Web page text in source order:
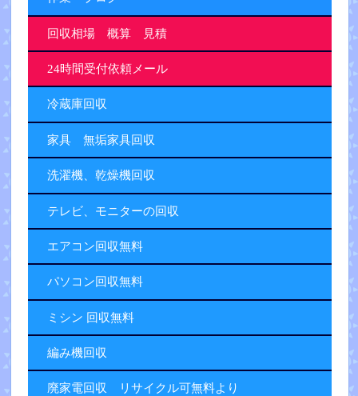
回収相場 概算 見積
24時間受付依頼メール
冷蔵庫回収
家具 無垢家具回収
洗濯機、乾燥機回収
テレビ、モニターの回収
エアコン回収無料
パソコン回収無料
ミシン 回収無料
編み機回収
廃家電回収 リサイクル可無料より